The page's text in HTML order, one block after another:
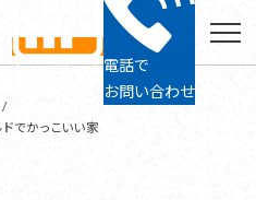
ショールーム電話で
お問い合わせ
でかっこいい家